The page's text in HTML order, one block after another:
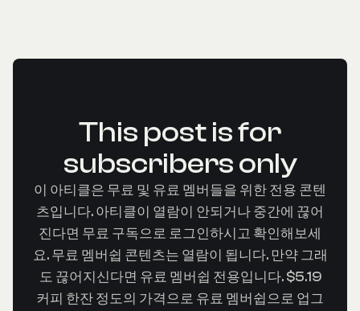
This post is for
subscribers only
이 아티클은 무료 및 유료 멤버들을 위한 전용 콘텐
츠입니다. 아티클이 열람이 안되거나 중간에 끊어
진다면 무료 구독으로 로그인하시고 확인해보세
요. 무료 멤버쉽 콘텐츠는 열람이 됩니다. 만약 그래
도 끊어지신다면 유료 멤버쉽 전용입니다. $5.19
커피 한잔 정도의 가격으로 유료 멤버쉽으로 업그